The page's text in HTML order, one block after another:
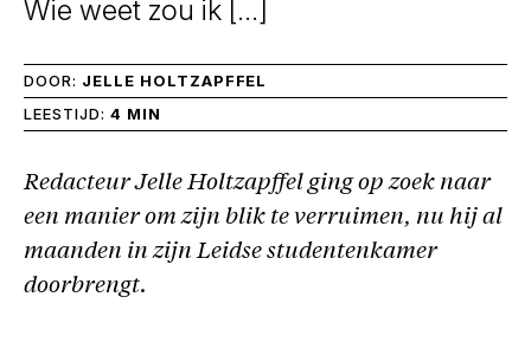
Wie weet zou ik […]
DOOR: JELLE HOLTZAPFFEL
LEESTIJD: 4 MIN
Redacteur Jelle Holtzapffel ging op zoek naar
een manier om zijn blik te verruimen, nu hij al
maanden in zijn Leidse studentenkamer
doorbrengt.